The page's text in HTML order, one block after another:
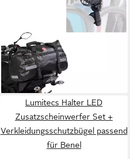
Zusatzscheinwerfer +
148,99 €
UVP
-56%
lieferbar - in 6-7 Werktagen bei dir
Lumitecs Halter LED
Zusatzscheinwerfer Set +
Verkleidungsschutzbügel passend
für Benel